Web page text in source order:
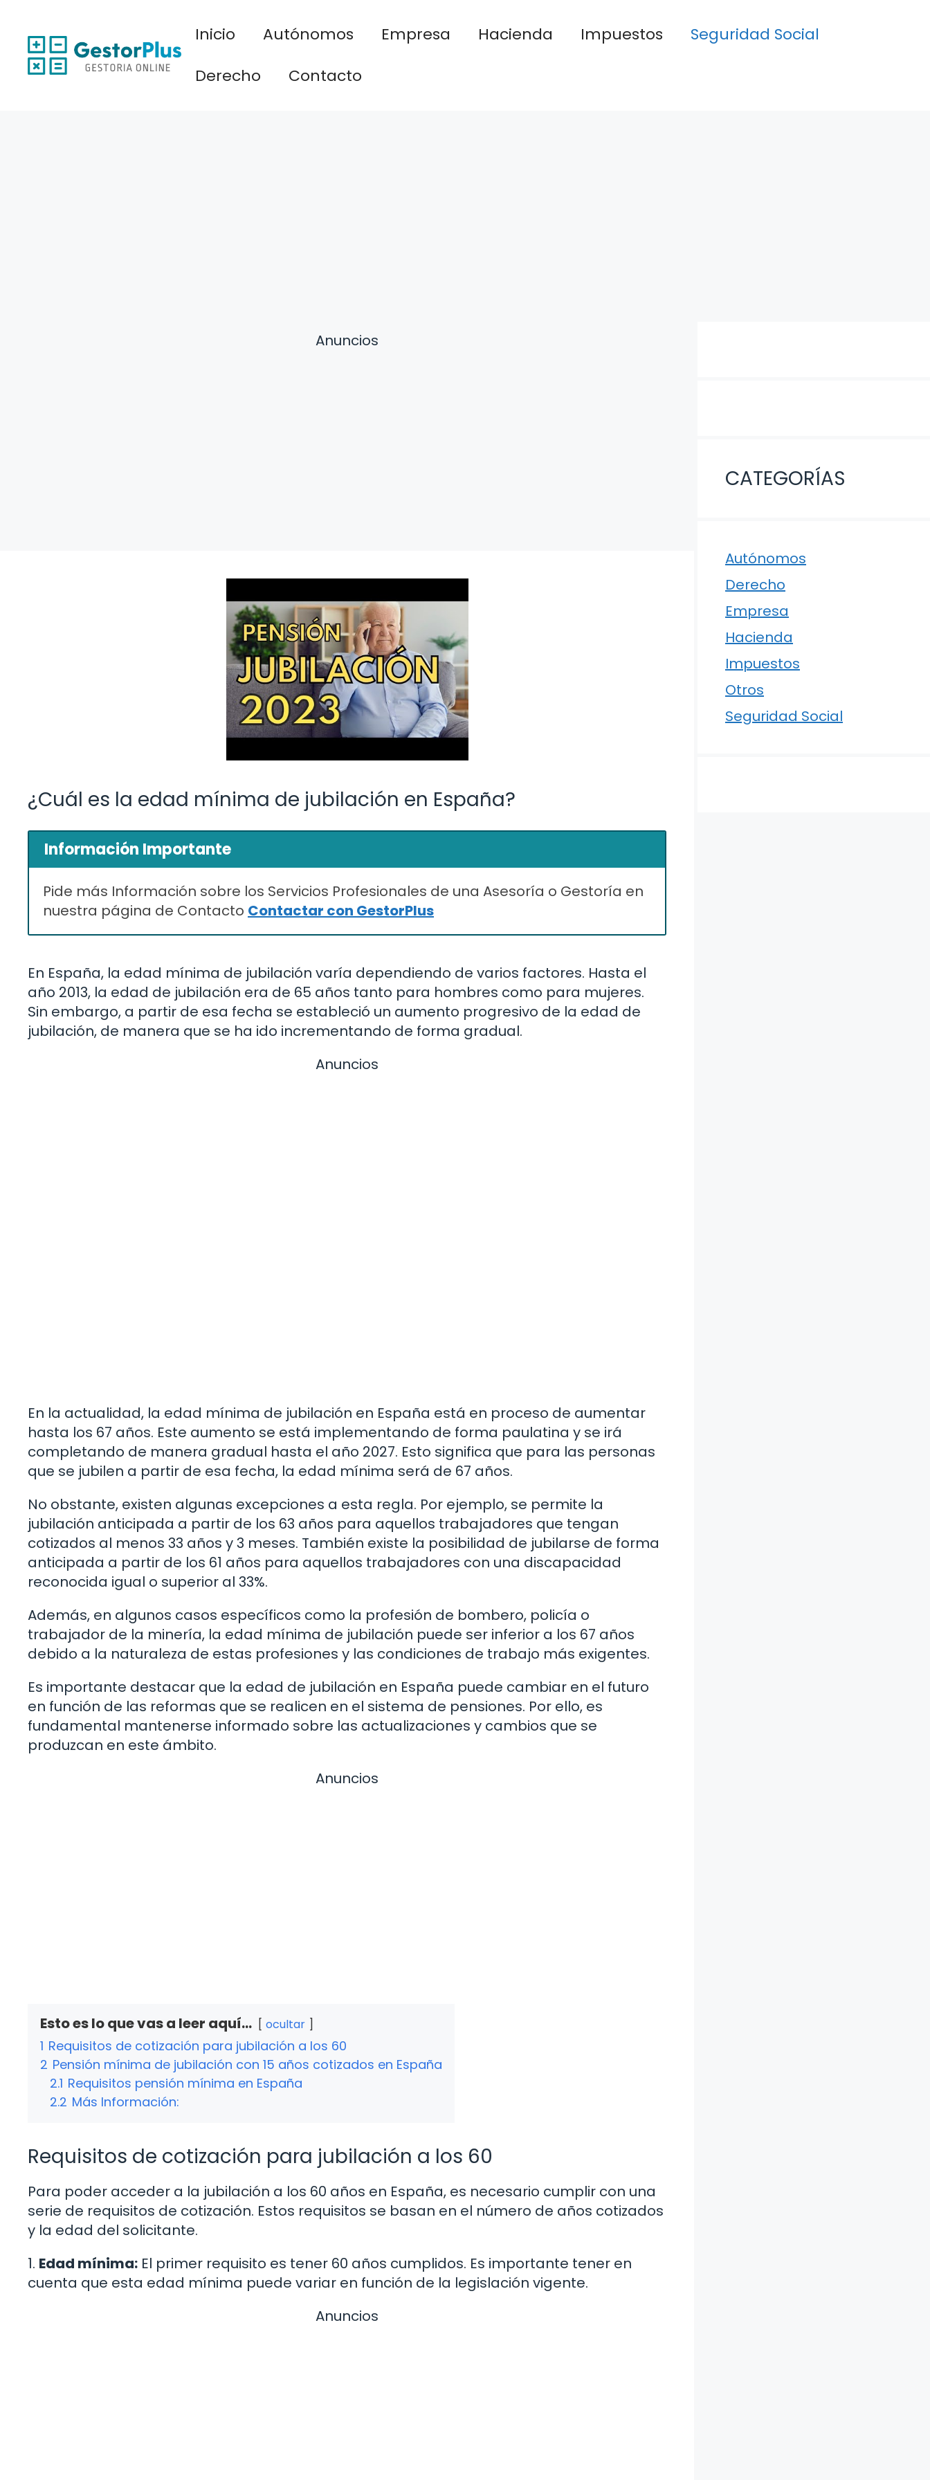
contenido
Inicio Autónomos Empresa Hacienda Impuestos
Seguridad Social
Derecho
Contacto
Anuncios
¿Cuál es la edad mínima de jubilación en España?
Información Importante
Pide más Información sobre los Servicios Profesionales de una Asesoría o Gestoría en
nuestra página de Contacto Contactar con GestorPlus
En España, la edad mínima de jubilación varía dependiendo de varios factores. Hasta el
año 2013, la edad de jubilación era de 65 años tanto para hombres como para mujeres.
Sin embargo, a partir de esa fecha se estableció un aumento progresivo de la edad de
jubilación, de manera que se ha ido incrementando de forma gradual.
Anuncios
En la actualidad, la edad mínima de jubilación en España está en proceso de aumentar
hasta los 67 años. Este aumento se está implementando de forma paulatina y se irá
completando de manera gradual hasta el año 2027. Esto significa que para las personas
que se jubilen a partir de esa fecha, la edad mínima será de 67 años.
No obstante, existen algunas excepciones a esta regla. Por ejemplo, se permite la
jubilación anticipada a partir de los 63 años para aquellos trabajadores que tengan
cotizados al menos 33 años y 3 meses. También existe la posibilidad de jubilarse de forma
anticipada a partir de los 61 años para aquellos trabajadores con una discapacidad
reconocida igual o superior al 33%.
Además, en algunos casos específicos como la profesión de bombero, policía o
trabajador de la minería, la edad mínima de jubilación puede ser inferior a los 67 años
debido a la naturaleza de estas profesiones y las condiciones de trabajo más exigentes.
Es importante destacar que la edad de jubilación en España puede cambiar en el futuro
en función de las reformas que se realicen en el sistema de pensiones. Por ello, es
fundamental mantenerse informado sobre las actualizaciones y cambios que se
produzcan en este ámbito.
Anuncios
Esto es lo que vas a leer aquí... ocultar
1 Requisitos de cotización para jubilación a los 60
2 Pensión mínima de jubilación con 15 años cotizados en España
2.1 Requisitos pensión mínima en España
2.2 Más Información:
Requisitos de cotización para jubilación a los 60
Para poder acceder a la jubilación a los 60 años en España, es necesario cumplir con una
serie de requisitos de cotización. Estos requisitos se basan en el número de años cotizados
y la edad del solicitante.
1. Edad mínima: El primer requisito es tener 60 años cumplidos. Es importante tener en
cuenta que esta edad mínima puede variar en función de la legislación vigente.
Anuncios
CATEGORÍAS
Autónomos
Derecho
Empresa
Hacienda
Impuestos
Otros
Seguridad Social